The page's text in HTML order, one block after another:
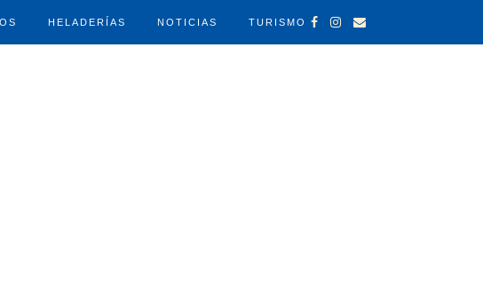
HELADERÍAS NOTICIAS TURISMO